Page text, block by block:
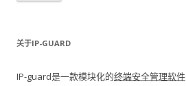
关于IP-GUARD
IP-guard是一款模块化的终端安全管理软件